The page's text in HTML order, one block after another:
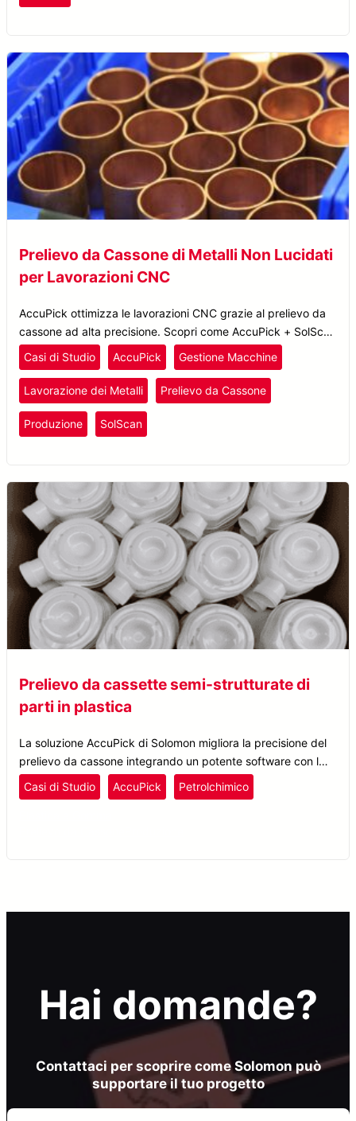
Prelievo da Cassone di Metalli Non Lucidati
per Lavorazioni CNC
AccuPick ottimizza le lavorazioni CNC grazie al prelievo da
cassone ad alta precisione. Scopri come AccuPick + SolScan
semplificano l’asservimento macchina con l’intelligenza
artificiale.
Casi di Studio AccuPick Gestione Macchine
Lavorazione dei Metalli Prelievo da Cassone
Produzione SolScan
Prelievo da cassette semi-strutturate di
parti in plastica
La soluzione AccuPick di Solomon migliora la precisione del
prelievo da cassone integrando un potente software con la
telecamera 3D SolScan, consentendo una ricalibrazione
precisa e facilitando l’automazione completa delle
Casi di Studio AccuPick Petrolchimico
Hai domande?
Contattaci per scoprire come Solomon può
supportare il tuo progetto